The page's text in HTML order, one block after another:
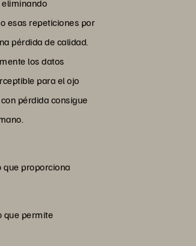
eliminando
esas repeticiones por
pérdida de calidad.
los datos
para el ojo
pérdida consigue
que proporciona
que permite